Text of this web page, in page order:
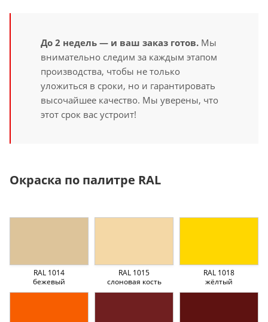
До 2 недель — и ваш заказ готов. Мы
внимательно следим за каждым этапом
производства, чтобы не только
уложиться в сроки, но и гарантировать
высочайшее качество. Мы уверены, что
этот срок вас устроит!
Окраска по палитре RAL
RAL 1014
бежевый
RAL 1015
слоновая кость
RAL 1018
жёлтый